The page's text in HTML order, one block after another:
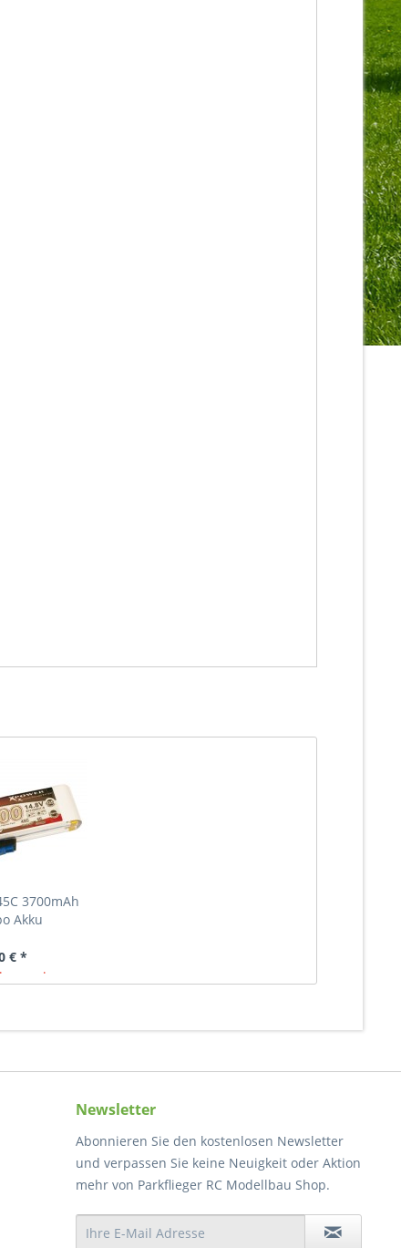
3700mAh
Akku
€ *
Newsletter
Abonnieren Sie den kostenlosen Newsletter
und verpassen Sie keine Neuigkeit oder Aktion
mehr von Parkflieger RC Modellbau Shop.